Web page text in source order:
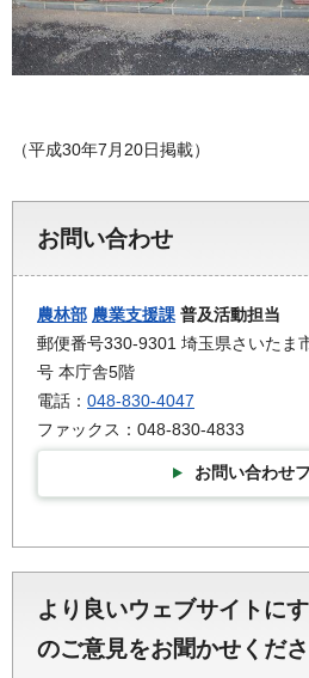
（平成30年7月20日掲載）
お問い合わせ
農林部 農業支援課 普及活動担当
郵便番号330-9301 埼玉県さいたま
号 本庁舎5階
電話： 048-830-4047
ファックス：048-830-4833
お問い合わせ
より良いウェブサイトに
のご意見をお聞かせくだ